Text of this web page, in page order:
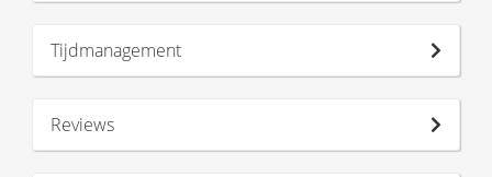
Tijdmanagement
Reviews